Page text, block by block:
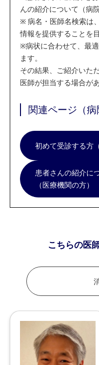
んの紹介について（病
※ 病名・医師名検索は
情報を提供することを
※病状に合わせて、最
ます。
その結果、ご紹介いた
医師が担当する場合が
関連ページ（病
初めて受診する方
患者さんの紹介に
（医療機関の方）
こちらの医